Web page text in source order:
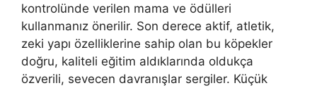
kontrolünde verilen mama ve ödülleri
kullanmanız önerilir. Son derece aktif, atletik,
zeki yapı özelliklerine sahip olan bu köpekler
doğru, kaliteli eğitim aldıklarında oldukça
özverili, sevecen davranışlar sergiler. Küçük